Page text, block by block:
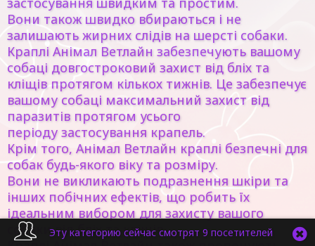
Вони також швидко вбираються і не
залишають жирних слідів на шерсті собаки.
Краплі Анімал Ветлайн забезпечують вашому
собаці довгостроковий захист від бліх та
кліщів протягом кількох тижнів. Це забезпечує
вашому собаці максимальний захист від
паразитів протягом усього
періоду застосування крапель.
Крім того, Анімал Ветлайн краплі безпечні для
собак будь-якого віку та розміру.
Вони не викликають подразнення шкіри та
інших побічних ефектів, що робить їх
ідеальним вибором для захисту вашого
собаки від бліх та кліщів.
Эту категорию сейчас смотрят 9 посетителей